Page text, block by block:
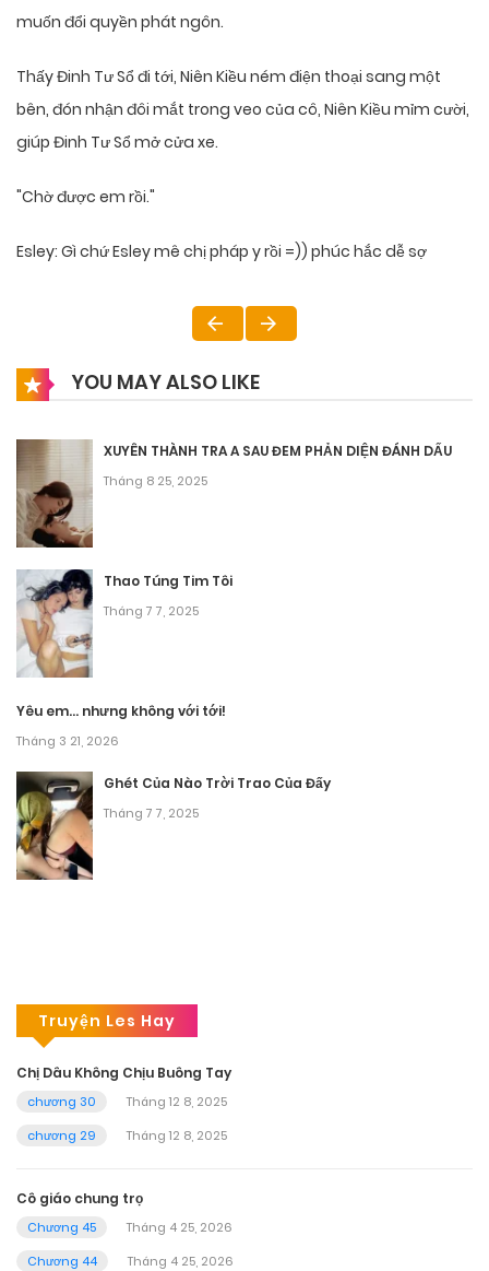
muốn đổi quyền phát ngôn.
Thấy Đinh Tư Sổ đi tới, Niên Kiều ném điện thoại sang một
bên, đón nhận đôi mắt trong veo của cô, Niên Kiều mỉm cười,
giúp Đinh Tư Sổ mở cửa xe.
"Chờ được em rồi."
Esley: Gì chứ Esley mê chị pháp y rồi =)) phúc hắc dễ sợ
YOU MAY ALSO LIKE
XUYÊN THÀNH TRA A SAU ĐEM PHẢN DIỆN ĐÁNH DẤU
Tháng 8 25, 2025
Thao Túng Tim Tôi
Tháng 7 7, 2025
Yêu em… nhưng không với tới!
Tháng 3 21, 2026
Ghét Của Nào Trời Trao Của Đấy
Tháng 7 7, 2025
Truyện Les Hay
Chị Dâu Không Chịu Buông Tay
chương 30
Tháng 12 8, 2025
chương 29
Tháng 12 8, 2025
Cô giáo chung trọ
Chương 45
Tháng 4 25, 2026
Chương 44
Tháng 4 25, 2026